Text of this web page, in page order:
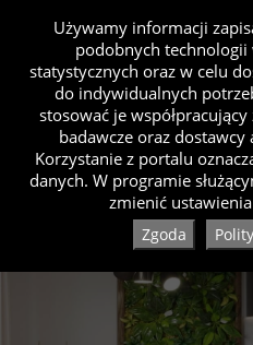
Używamy informacji
podobnych
statystycznych oraz w celu
do indywidualnych
stosować je
badawcze oraz
Korzystanie z portalu
danych. W programie
zmienić
Zgoda